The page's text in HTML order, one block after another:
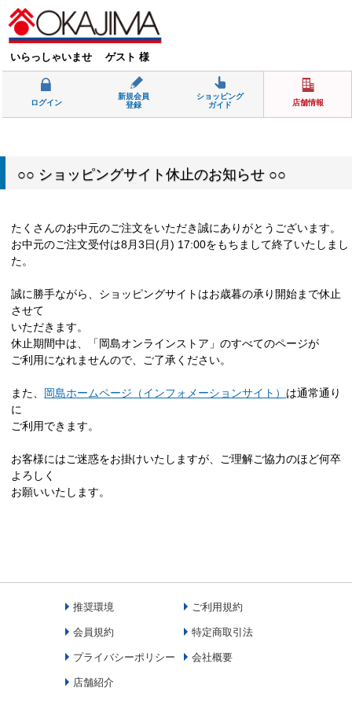
いらっしゃいませ ゲスト 様
ログイン
新規会員
登録
ショッピング
ガイド
店舗情報
○○ ショッピングサイト休止のお知らせ ○○
たくさんのお中元のご注文をいただき誠にありがとうございます。
お中元のご注文受付は8月3日(月) 17:00をもちまして終了いたしまし
た。
誠に勝手ながら、ショッピングサイトはお歳暮の承り開始まで休止
させて
いただきます。
休止期間中は、「岡島オンラインストア」のすべてのページが
ご利用になれませんので、ご了承ください。
また、 岡島ホームページ（インフォメーションサイト） は通常通り
に
ご利用できます。
お客様にはご迷惑をお掛けいたしますが、ご理解ご協力のほど何卒
よろしく
お願いいたします。
推奨環境 ご利用規約
会員規約 特定商取引法
プライバシーポリシー 会社概要
店舗紹介